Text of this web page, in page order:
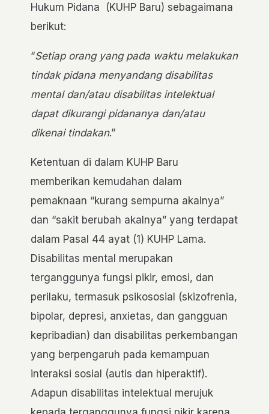
Hukum Pidana (KUHP Baru) sebagaimana
berikut:
“Setiap orang yang pada waktu melakukan
tindak pidana menyandang disabilitas
mental dan/atau disabilitas intelektual
dapat dikurangi pidananya dan/atau
dikenai tindakan.”
Ketentuan di dalam KUHP Baru
memberikan kemudahan dalam
pemaknaan “kurang sempurna akalnya”
dan “sakit berubah akalnya” yang terdapat
dalam Pasal 44 ayat (1) KUHP Lama.
Disabilitas mental merupakan
terganggunya fungsi pikir, emosi, dan
perilaku, termasuk psikososial (skizofrenia,
bipolar, depresi, anxietas, dan gangguan
kepribadian) dan disabilitas perkembangan
yang berpengaruh pada kemampuan
interaksi sosial (autis dan hiperaktif).
Adapun disabilitas intelektual merujuk